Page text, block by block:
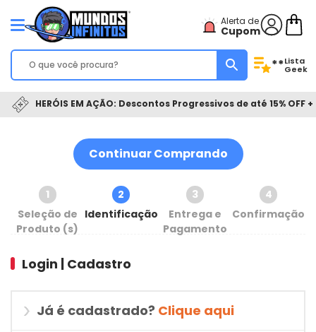
Alerta de
Cupom
**Lista
Geek
HERÓIS EM AÇÃO: Descontos Progressivos de até 15% OFF
Continuar Comprando
1
Seleção de
Produto (s)
2
Identificação
3
Entrega e
Pagamento
4
Confirmação
Login | Cadastro
Já é cadastrado? Clique aqui